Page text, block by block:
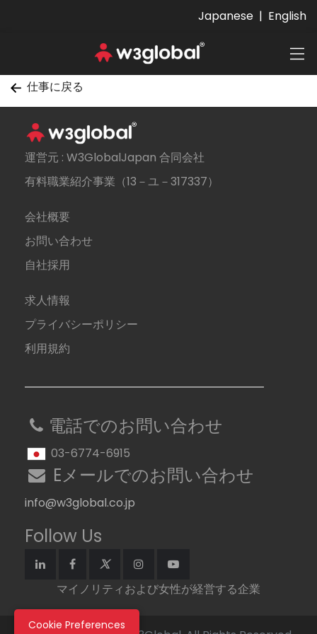
Japanese | English
仕事に戻る
運営元 : W3GlobalJapan 合同会社
有料職業紹介事業（13－ユ－317337）
会社概要
お問い合わせ
自社採用
求人情報
プライバシーポリシー
利用規約
電話でのお問い合わせ
03-6774-6915
Eメールでのお問い合わせ
info@w3global.co.jp
Follow Us
マイノリティおよび女性が経営する企業
Cookie Preferences